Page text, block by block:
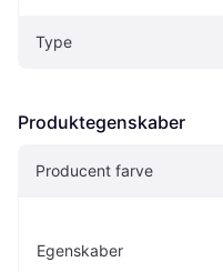
Type
Produktegenskaber
Producent farve
Egenskaber